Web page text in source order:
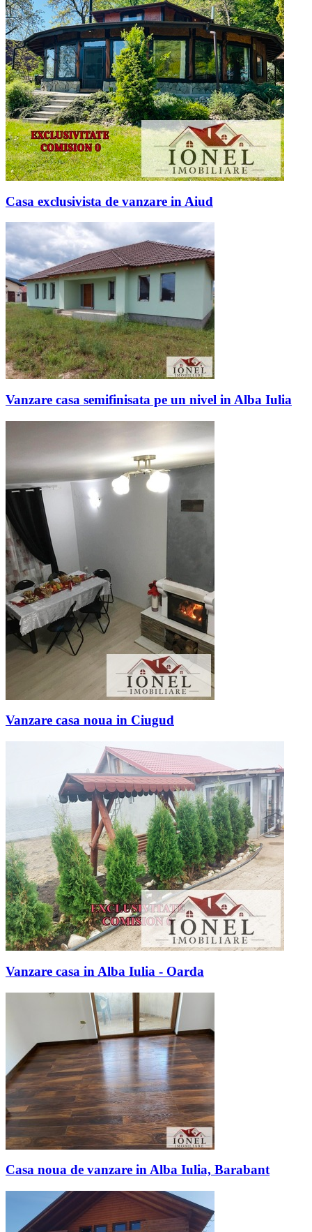
Casa exclusivista de vanzare in Aiud
Vanzare casa semifinisata pe un nivel in Alba Iulia
Vanzare casa noua in Ciugud
Vanzare casa in Alba Iulia - Oarda
Casa noua de vanzare in Alba Iulia, Barabant